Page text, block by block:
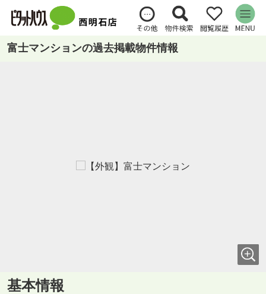
富士マンションの過去掲載物件情報
基本情報